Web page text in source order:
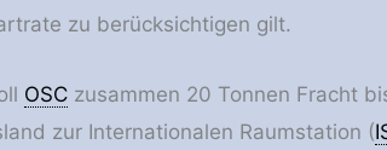
zu berücksichtigen gilt.
OSCzusammen 20 Tonnen Fracht
zur Internationalen Raumstation (